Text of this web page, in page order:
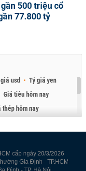
500 triệu cổ
77.800 tỷ
usd
Tỷ giá yen
Giá tiêu hôm nay
thép hôm nay
cấp ngày 20/3/2026
Gia Định - TP.HCM